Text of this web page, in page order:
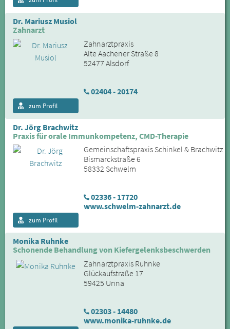
Dr. Mariusz Musiol
Zahnarzt
Zahnarztpraxis
Alte Aachener Straße 8
52477 Alsdorf
02404 - 20174
zum Profil
Dr. Jörg Brachwitz
Praxis für orale Immunkompetenz, CMD-Therapie
Gemeinschaftspraxis Schinkel & Brachwitz
Bismarckstraße 6
58332 Schwelm
02336 - 17720
www.schwelm-zahnarzt.de
zum Profil
Monika Ruhnke
Schonende Behandlung von Kiefergelenksbeschwerden
Zahnarztpraxis Ruhnke
Glückaufstraße 17
59425 Unna
02303 - 14480
www.monika-ruhnke.de